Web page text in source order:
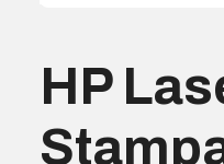
HP